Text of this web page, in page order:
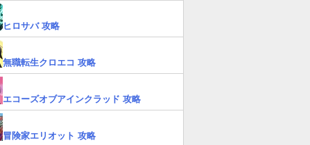
ヒロサバ 攻略
無職転生クロエコ 攻略
エコーズオブアインクラッド 攻略
冒険家エリオット 攻略